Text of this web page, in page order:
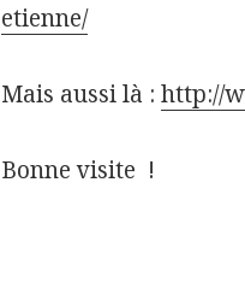
etienne/
Mais aussi là :http://
Bonne visite !